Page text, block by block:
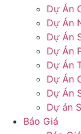
Dự Án
Dự Án
Dự Án
Dự Án
Dự Án
Dự Án
Dự Án
Dự án
Báo Giá